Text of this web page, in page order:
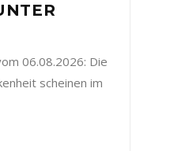
06.08.2026: Die
scheinen im